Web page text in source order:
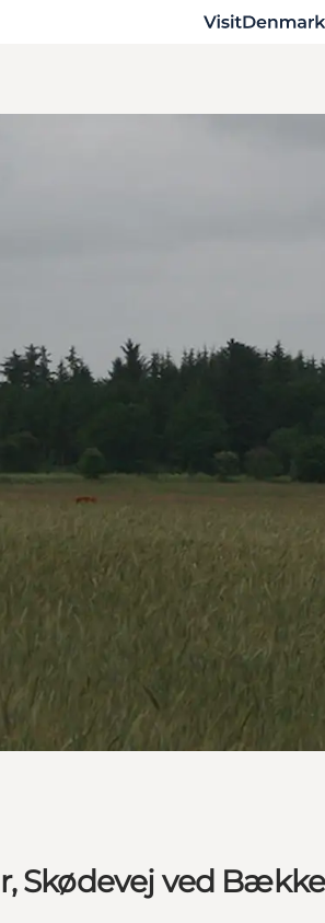
Skødevej ved Bække